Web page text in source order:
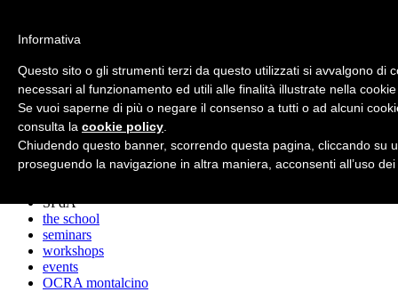
archos
the studio
projects
lectures
press cuttings
SPdA
the school
seminars
workshops
events
OCRA montalcino
Informativa
Questo sito o gli strumenti terzi da questo utilizzati si avvalgono di
necessari al funzionamento ed utili alle finalità illustrate nella
Se vuoi saperne di più o negare il consenso a tutti o ad alcuni
consulta la cookie policy
Chiudendo questo banner, scorrendo questa pagina, cliccando su
proseguendo la navigazione in altra maniera, acconsenti all’uso